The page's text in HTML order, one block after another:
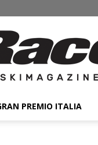
PREMIO ITALIA